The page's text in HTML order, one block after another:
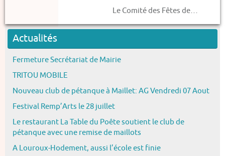
Le Comité des Fêtes de…
Actualités
Fermeture Secrétariat de Mairie
TRITOU MOBILE
Nouveau club de pétanque à Maillet: AG Vendredi 07 Aout
Festival Remp’Arts le 28 juillet
Le restaurant La Table du Poête soutient le club de
pétanque avec une remise de maillots
A Louroux-Hodement, aussi l’école est finie